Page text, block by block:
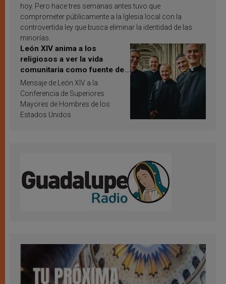
hoy. Pero hace tres semanas antes tuvo que
comprometer públicamente a la Iglesia local con la
controvertida ley que busca eliminar la identidad de las
minorías.
León XIV anima a los
religiosos a ver la vida
comunitaria como fuente de
inspiración y santificación
Mensaje de León XIV a la
Conferencia de Superiores
Mayores de Hombres de los
Estados Unidos